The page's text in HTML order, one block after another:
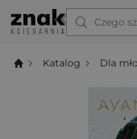
Czego
Katalog Dla